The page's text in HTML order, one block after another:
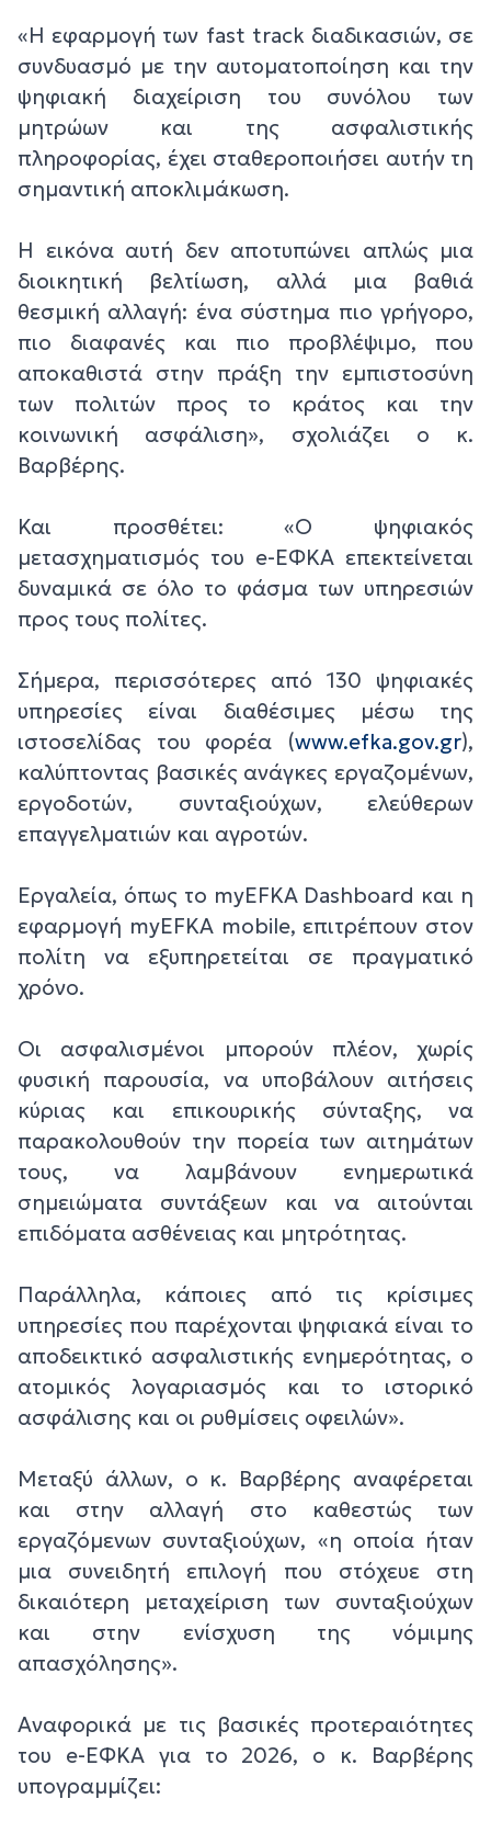
«Η εφαρμογή των fast track διαδικασιών, σε
συνδυασμό με την αυτοματοποίηση και την
ψηφιακή διαχείριση του συνόλου των
μητρώων και της ασφαλιστικής
πληροφορίας, έχει σταθεροποιήσει αυτήν τη
σημαντική αποκλιμάκωση.
Η εικόνα αυτή δεν αποτυπώνει απλώς μια
διοικητική βελτίωση, αλλά μια βαθιά
θεσμική αλλαγή: ένα σύστημα πιο γρήγορο,
πιο διαφανές και πιο προβλέψιμο, που
αποκαθιστά στην πράξη την εμπιστοσύνη
των πολιτών προς το κράτος και την
κοινωνική ασφάλιση», σχολιάζει ο κ.
Βαρβέρης.
Και προσθέτει: «Ο ψηφιακός
μετασχηματισμός του e-ΕΦΚΑ επεκτείνεται
δυναμικά σε όλο το φάσμα των υπηρεσιών
προς τους πολίτες.
Σήμερα, περισσότερες από 130 ψηφιακές
υπηρεσίες είναι διαθέσιμες μέσω της
ιστοσελίδας του φορέα (www.efka.gov.gr),
καλύπτοντας βασικές ανάγκες εργαζομένων,
εργοδοτών, συνταξιούχων, ελεύθερων
επαγγελματιών και αγροτών.
Εργαλεία, όπως το myEFKA Dashboard και η
εφαρμογή myEFKA mobile, επιτρέπουν στον
πολίτη να εξυπηρετείται σε πραγματικό
χρόνο.
Οι ασφαλισμένοι μπορούν πλέον, χωρίς
φυσική παρουσία, να υποβάλουν αιτήσεις
κύριας και επικουρικής σύνταξης, να
παρακολουθούν την πορεία των αιτημάτων
τους, να λαμβάνουν ενημερωτικά
σημειώματα συντάξεων και να αιτούνται
επιδόματα ασθένειας και μητρότητας.
Παράλληλα, κάποιες από τις κρίσιμες
υπηρεσίες που παρέχονται ψηφιακά είναι το
αποδεικτικό ασφαλιστικής ενημερότητας, ο
ατομικός λογαριασμός και το ιστορικό
ασφάλισης και οι ρυθμίσεις οφειλών».
Μεταξύ άλλων, ο κ. Βαρβέρης αναφέρεται
και στην αλλαγή στο καθεστώς των
εργαζόμενων συνταξιούχων, «η οποία ήταν
μια συνειδητή επιλογή που στόχευε στη
δικαιότερη μεταχείριση των συνταξιούχων
και στην ενίσχυση της νόμιμης
απασχόλησης».
Αναφορικά με τις βασικές προτεραιότητες
του e-ΕΦΚΑ για το 2026, ο κ. Βαρβέρης
υπογραμμίζει: